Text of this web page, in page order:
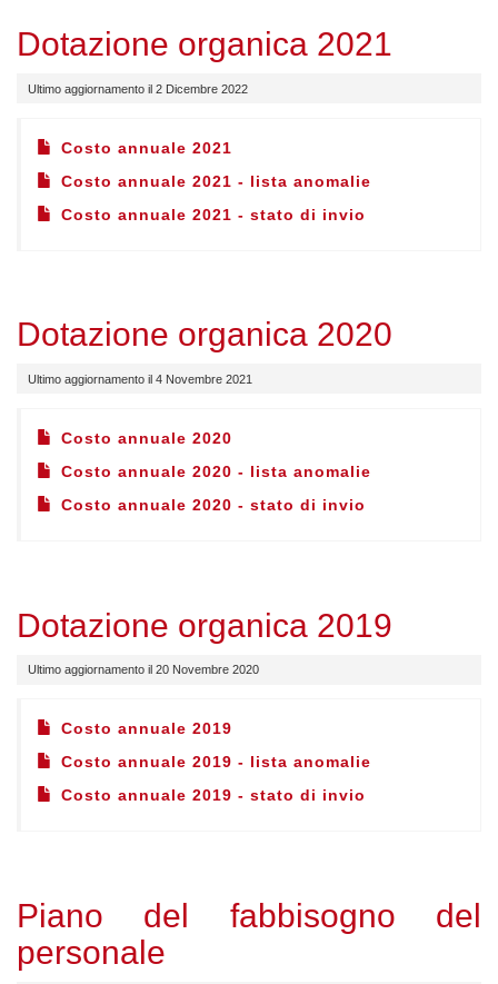
Dotazione organica 2021
Ultimo aggiornamento il 2 Dicembre 2022
Costo annuale 2021
Costo annuale 2021 - lista anomalie
Costo annuale 2021 - stato di invio
Dotazione organica 2020
Ultimo aggiornamento il 4 Novembre 2021
Costo annuale 2020
Costo annuale 2020 - lista anomalie
Costo annuale 2020 - stato di invio
Dotazione organica 2019
Ultimo aggiornamento il 20 Novembre 2020
Costo annuale 2019
Costo annuale 2019 - lista anomalie
Costo annuale 2019 - stato di invio
Piano del fabbisogno del
personale